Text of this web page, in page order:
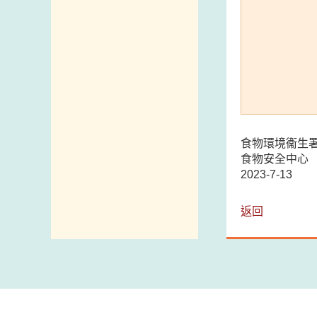
食物環境衞生
食物安全中心
2023-7-13
返回